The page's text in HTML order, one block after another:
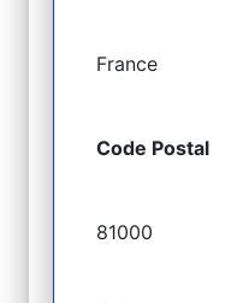
France
Code Postal
81000